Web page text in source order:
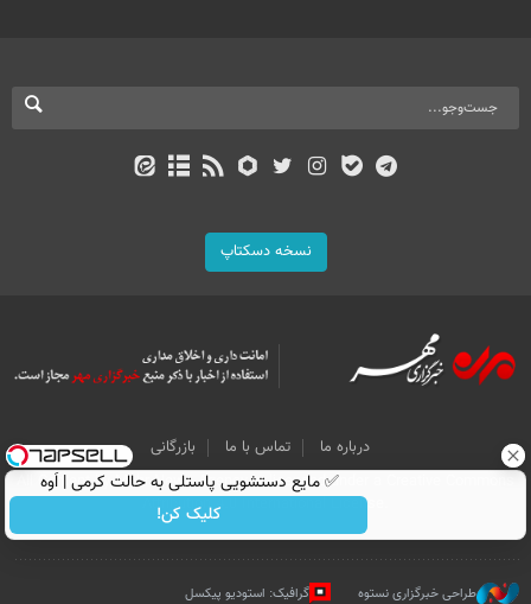
نسخه دسکتاپ
درباره ما تماس با ما
بازرگانی
All Content by Mehr News Agency is licensed under a Creative Commons
Attribution 4.0 International License.
طراحی خبرگزاری نستوه گرافیک: استودیو پیکسل
✅ مایع دستشویی پاستلی به حالت کرمی | اَوه
کلیک کن!